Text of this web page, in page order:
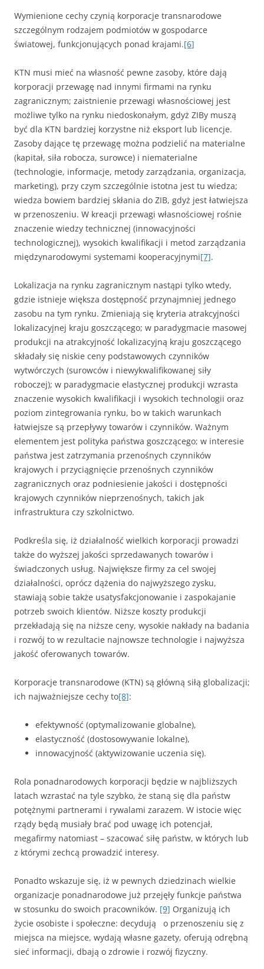
Wymienione cechy czynią korporacje transnarodowe
szczególnym rodzajem podmiotów w gospodarce
światowej, funkcjonujących ponad krajami.[6]
KTN musi mieć na własność pewne zasoby, które dają
korporacji przewagę nad innymi fir­mami na rynku
zagranicznym; zaistnienie przewagi własnościowej jest
możliwe tylko na rynku niedoskonałym, gdyż ZIBy muszą
być dla KTN bardziej korzystne niż eksport lub licencje.
Zasoby dające tę przewagę można podzielić na materialne
(kapitał, siła robocza, surowce) i niemate­rialne
(technologie, informacje, metody zarządzania, organizacja,
marke­ting), przy czym szczególnie istotna jest tu wiedza;
wiedza bowiem bar­dziej skłania do ZIB, gdyż jest łatwiejsza
w przenoszeniu. W kreacji przewagi własnościowej rośnie
znaczenie wiedzy technicznej (innowacyjności
technologicznej), wysokich kwalifikacji i metod zarządzania
międzynarodowymi systemami kooperacyjnymi[7].
Lokalizacja na rynku zagranicznym nastąpi tylko wtedy,
gdzie istnieje większa dostępność przynajmniej jednego
zasobu na tym rynku. Zmieniają się kryteria atrak­cyjności
lokalizacyjnej kraju goszczącego; w paradygmacie masowej
pro­dukcji na atrakcyjność lokalizacyjną kraju goszczącego
składały się niskie ceny podstawowych czynników
wytwórczych (surowców i niewykwali­fikowanej siły
roboczej); w paradygmacie elastycznej produkcji wzrasta
znaczenie wysokich kwalifikacji i wysokich technologii oraz
poziom zintegrowania rynku, bo w takich warunkach
łatwiejsze są przepływy towa­rów i czynników. Ważnym
elementem jest polityka państwa goszczącego; w interesie
państwa jest zatrzymania przenośnych czynników
krajowych i przyciągnięcie przenośnych czynników
zagranicznych oraz podniesienie jakości i dostępności
krajowych czynników nieprzenośnych, takich jak
infrastruktura czy szkolnictwo.
Podkreśla się, iż działalność wielkich korporacji prowadzi
także do wyższej jakości sprzedawanych towarów i
świadczonych usług. Największe firmy za cel swojej
działalności, oprócz dążenia do najwyższego zysku,
stawiają sobie także usatysfakcjonowanie i zaspokajanie
potrzeb swoich klientów. Niższe koszty produkcji
przekładają się na niższe ceny, wysokie nakłady na badania
i rozwój to w rezultacie najnowsze technologie i najwyższa
jakość oferowanych towarów.
Korporacje transnarodowe (KTN) są główną siłą globalizacji;
ich najważniejsze cechy to[8]:
efektywność (optymalizowanie globalne),
elastyczność (dostosowywanie lokalne),
innowacyjność (aktywizowanie uczenia się).
Rola ponadnarodowych korporacji będzie w najbliższych
latach wzrastać na tyle szybko, że staną się dla państw
potężnymi partnerami i rywalami zarazem. W istocie więc
rządy będą musiały brać pod uwagę ich potencjał,
megafirmy natomiast – szacować siłę państw, w których lub
z którymi zechcą prowadzić interesy.
Ponadto wskazuje się, iż w pewnych dziedzinach wielkie
organizacje ponadnarodowe już przejęły funkcje państwa
w stosunku do swoich pracowników. [9] Organizują ich
życie osobiste i społeczne: decydują o przenoszeniu się z
miejsca na miejsce, wydają własne gazety, oferują odrębną
sieć informacji, dbają o zdrowie i rozwój fizyczny.